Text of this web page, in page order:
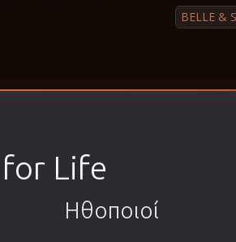
BELLE &
for Life
Ηθοποιοί